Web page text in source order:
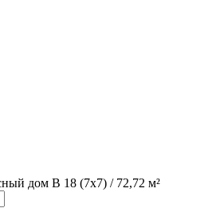
дом В 18 (7x7) / 72,72 м²